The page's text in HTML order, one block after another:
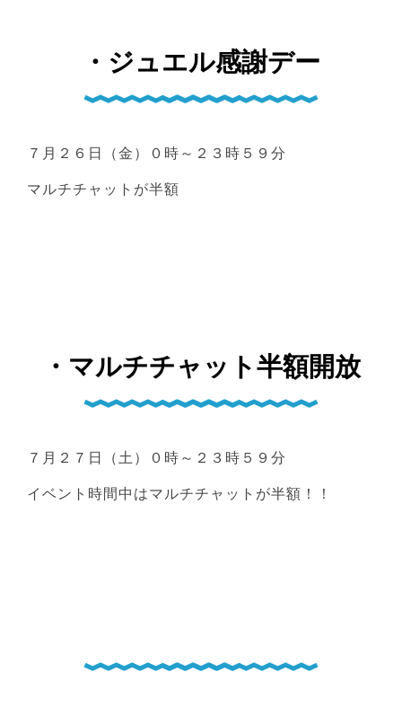
・ジュエル感謝デー
７月２６日（金）０時～２３時５９分
マルチチャットが半額
・マルチチャット半額開放
７月２７日（土）０時～２３時５９分
イベント時間中はマルチチャットが半額！！